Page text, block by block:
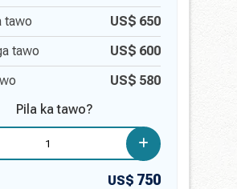
tawo US$ 650
tawo US$ 600
US$ 580
Pila ka tawo?
US$ 750